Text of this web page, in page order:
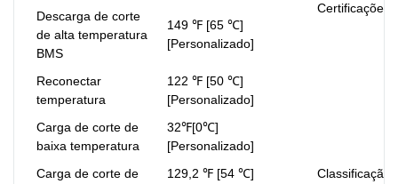
Certificações
Descarga de corte
de alta temperatura
BMS
149 ℉ [65 ℃]
[Personalizado]
Reconectar
temperatura
122 ℉ [50 ℃]
[Personalizado]
Carga de corte de
baixa temperatura
32℉[0℃]
[Personalizado]
Carga de corte de
129,2 ℉ [54 ℃]
Classificação